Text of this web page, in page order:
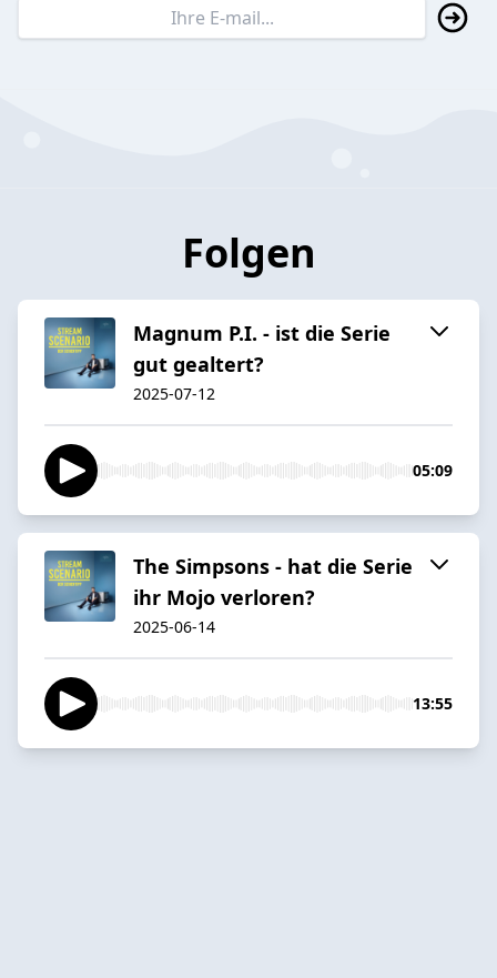
Folgen
Magnum P.I. - ist die Serie
gut gealtert?
2025-07-12
05:09
The Simpsons - hat die Serie
ihr Mojo verloren?
2025-06-14
13:55